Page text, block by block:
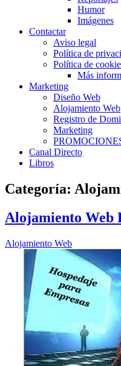
Humor
Imágenes
Contactar
Aviso legal
Política de
Política de
Más
Marketing
Diseño Web
Alojamiento Web
Registro de
Marketing
Canal Directo
Libros
Categoría:
Alojamiento Web
Alojamiento Web